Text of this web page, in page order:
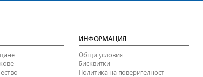
ИНФОРМАЦИЯ
Общи условия
Бисквитки
Политика на поверителност